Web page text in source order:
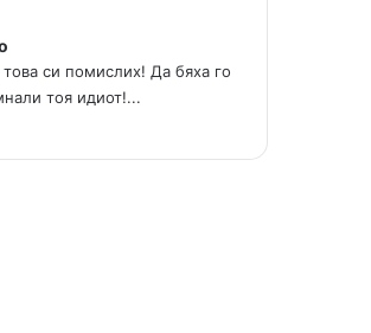
това си помислих! Да бяха го
тоя идиот!...